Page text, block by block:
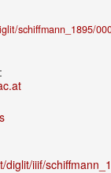
schiffmann_1895/
diglit/iiif/